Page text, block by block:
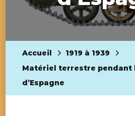
Accueil
1919 à 1939
Matériel terrestre pendant
d’Espagne